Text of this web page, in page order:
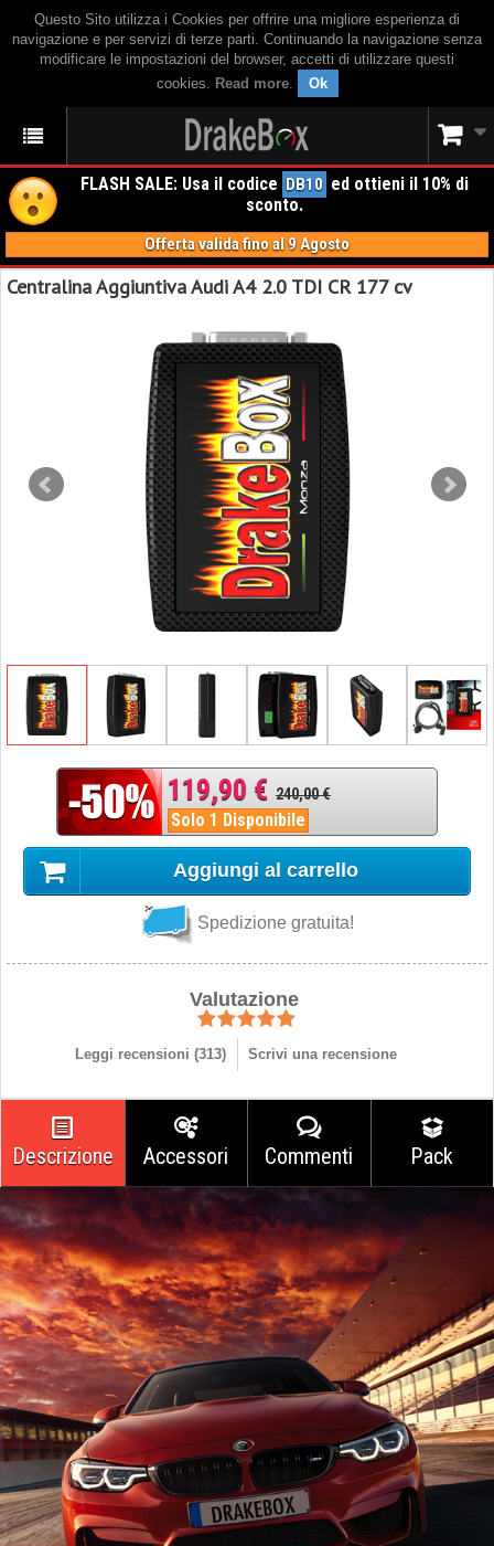
Questo Sito utilizza i Cookies per offrire una migliore esperienza di
navigazione e per servizi di terze parti. Continuando la navigazione senza
modificare le impostazioni del browser, accetti di utilizzare questi
cookies. Read more. Ok
FLASH SALE: Usa il codice DB10 ed ottieni il 10% di
sconto.
Offerta valida fino al 9 Agosto
Centralina Aggiuntiva Audi A4 2.0 TDI CR 177 cv
119,90 € 240,00 €
Solo 1 Disponibile
Aggiungi al carrello
Spedizione gratuita!
Valutazione
Leggi recensioni (313) Scrivi una recensione
Descrizione Accessori Commenti Pack